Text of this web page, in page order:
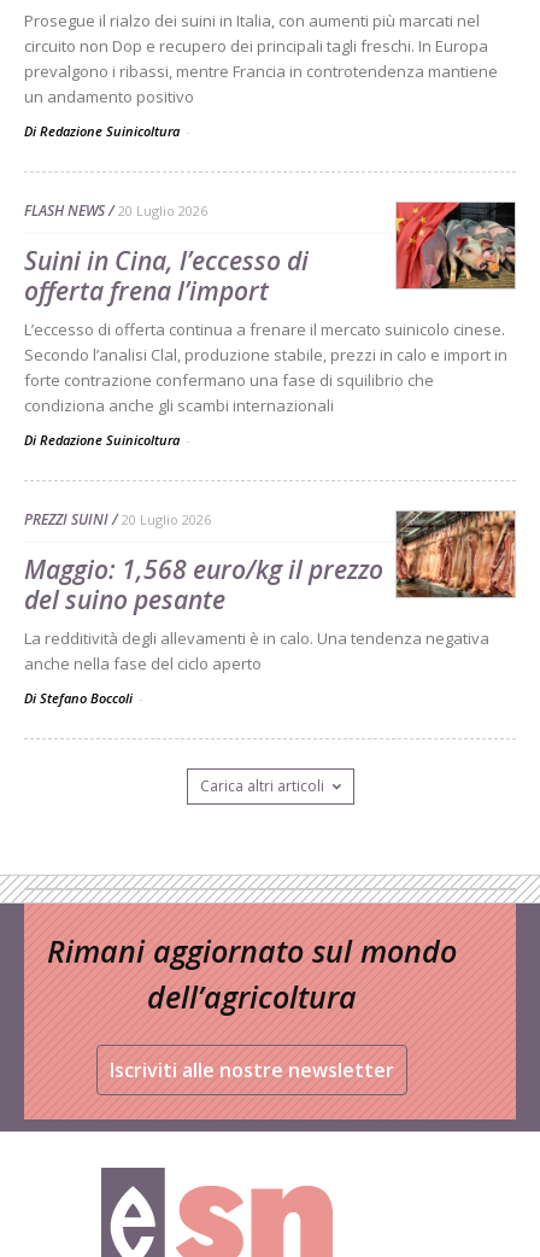
Prosegue il rialzo dei suini in Italia, con aumenti più marcati nel
circuito non Dop e recupero dei principali tagli freschi. In Europa
prevalgono i ribassi, mentre Francia in controtendenza mantiene
un andamento positivo
Di Redazione Suinicoltura -
FLASH NEWS 20 Luglio 2026
Suini in Cina, l’eccesso di
offerta frena l’import
L’eccesso di offerta continua a frenare il mercato suinicolo cinese.
Secondo l’analisi Clal, produzione stabile, prezzi in calo e import in
forte contrazione confermano una fase di squilibrio che
condiziona anche gli scambi internazionali
Di Redazione Suinicoltura -
PREZZI SUINI 20 Luglio 2026
Maggio: 1,568 euro/kg il prezzo
del suino pesante
La redditività degli allevamenti è in calo. Una tendenza negativa
anche nella fase del ciclo aperto
Di Stefano Boccoli -
Carica altri articoli
Rimani aggiornato sul mondo
dell’agricoltura
Iscriviti alle nostre newsletter